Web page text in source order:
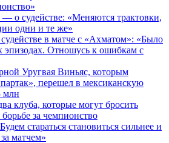
о судействе: «Меняются трактовки,
одни и те же»
в матче с «Ахматом»: «Было
эпизодах. Отношусь к ошибкам с
Уругвая Виньяс, которым
перешел в мексиканскую
млн
клуба, которые могут бросить
за чемпионство
стараться становиться сильнее и
матчем»